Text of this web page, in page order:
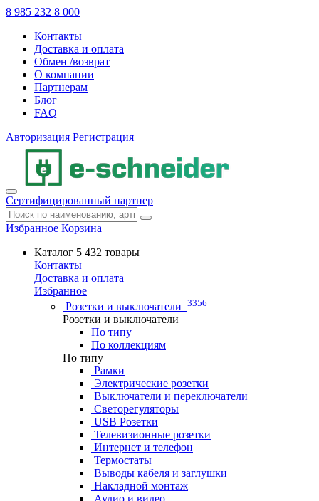
8 985 232 8 000
Контакты
Доставка и оплата
Обмен /возврат
О компании
Партнерам
Блог
FAQ
Авторизация Регистрация
Сертифицированный партнер
Избранное Корзина
Каталог 5 432 товары
Контакты
Доставка и оплата
Избранное
Розетки и выключатели 3356
Розетки и выключатели
По типу
По коллекциям
По типу
Рамки
Электрические розетки
Выключатели и переключатели
Светорегуляторы
USB Розетки
Телевизионные розетки
Интернет и телефон
Термостаты
Выводы кабеля и заглушки
Накладной монтаж